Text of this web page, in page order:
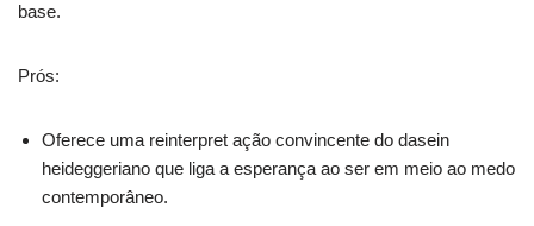
base.
Prós:
Oferece uma reinterpret ação convincente do dasein
heideggeriano que liga a esperança ao ser em meio ao medo
contemporâneo.